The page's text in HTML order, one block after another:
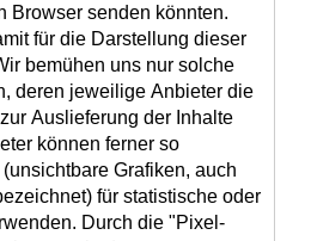
Browser senden könnten.
für die Darstellung dieser
bemühen uns nur solche
deren jeweilige Anbieter die
Auslieferung der Inhalte
können ferner so
Grafiken, auch
für statistische oder
Durch die "Pixel-